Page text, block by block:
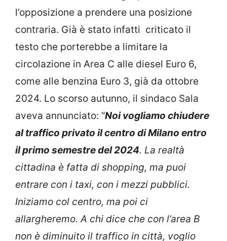
l’opposizione a prendere una posizione
contraria. Già è stato infatti criticato il
testo che porterebbe a limitare la
circolazione in Area C alle diesel Euro 6,
come alle benzina Euro 3, già da ottobre
2024. Lo scorso autunno, il sindaco Sala
aveva annunciato: “Noi vogliamo chiudere
al traffico privato il centro di Milano entro
il primo semestre del 2024. La realtà
cittadina è fatta di shopping, ma puoi
entrare con i taxi, con i mezzi pubblici.
Iniziamo col centro, ma poi ci
allargheremo. A chi dice che con l’area B
non è diminuito il traffico in città, voglio